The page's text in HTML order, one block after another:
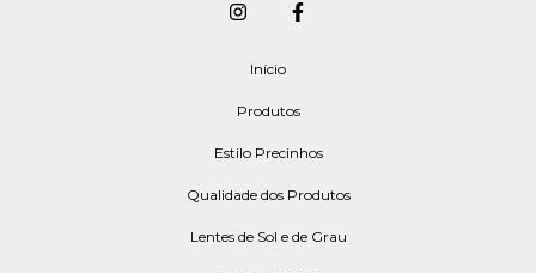
Início
Produtos
Estilo Precinhos
Qualidade dos Produtos
Lentes de Sol e de Grau